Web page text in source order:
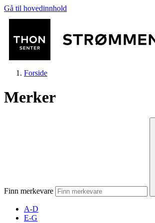
Gå til hovedinnhold
Mat og drikke
Forside
Merker
Finn merkevare
A-D
E-G